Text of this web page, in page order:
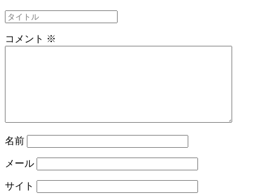
コメント ※
名前
メール
サイト